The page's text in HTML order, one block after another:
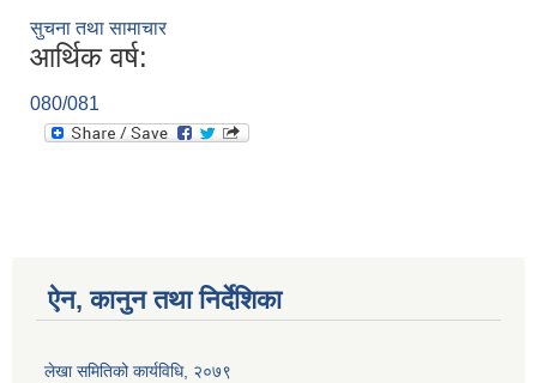
सुचना तथा सामाचार
आर्थिक वर्ष:
080/081
ऐन, कानुन तथा निर्देशिका
लेखा समितिको कार्यविधि, २०७९